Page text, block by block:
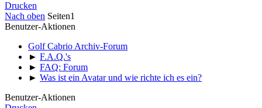
Drucken
Nach oben Seiten1
Benutzer-Aktionen
Golf Cabrio Archiv-Forum
► F.A.Q.'s
► FAQ: Forum
► Was ist ein Avatar und wie richte ich es ein?
Benutzer-Aktionen